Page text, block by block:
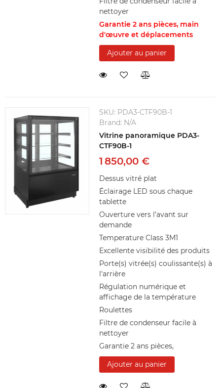
nettoyer
Garantie 2 ans pièces, main
d'œuvre et déplacements
Ajouter au panier
SKU: PDA3-CTF90B-1
Brand: N/A
Vitrine panoramique PDA3-
CTF90B-1
1 850,00 €
Dessus vitré plat
Éclairage LED sous chaque
tablette
Ouverture vers l’avant sur
demande
Temperature Class 3M1
Excellente visibilité des produits
Porte(s) vitrée(s) coulissante(s) à
l'arrière
Régulation numérique et
affichage de la température
Roulettes
Filtre de condenseur facile à
nettoyer
Garantie 2 ans pièces,
Ajouter au panier